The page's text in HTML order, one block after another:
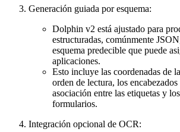
Generación guiada por esquema:
Dolphin v2 está ajustado para
estructuradas, comúnmente
esquema predecible que puede
aplicaciones.
Esto incluye las coordenadas de
orden de lectura, los
asociación entre las etiquetas y
formularios.
Integración opcional de OCR: